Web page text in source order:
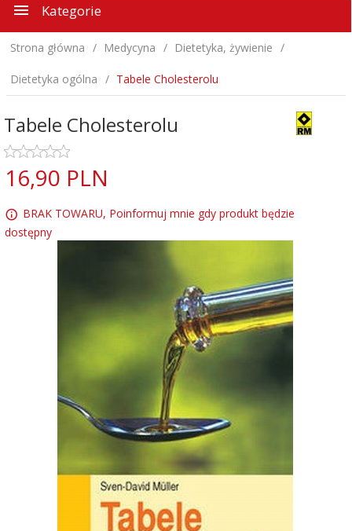
Kategorie
Strona główna Medycyna Dietetyka, żywienie
Dietetyka ogólna Tabele Cholesterolu
Tabele Cholesterolu
16,90 PLN
BRAK TOWARU, Poinformuj mnie gdy produkt będzie
dostępny